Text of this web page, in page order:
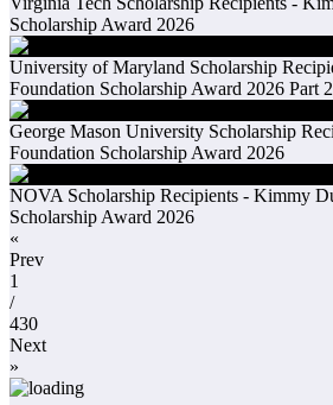
Scholarship Award 2026
University of Maryland Scholarship
Foundation Scholarship Award 2026 Part 2
George Mason University Scholarship
Foundation Scholarship Award 2026
NOVA Scholarship Recipients - Kimmy
Scholarship Award 2026
«
Prev
1
/
430
Next
»